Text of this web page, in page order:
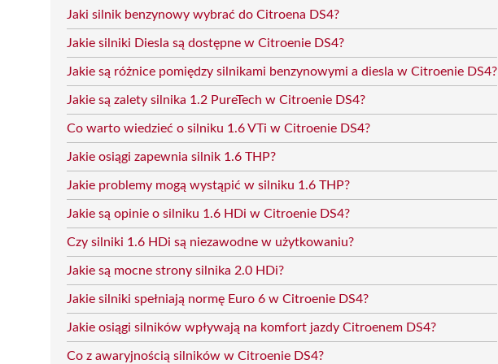
Jaki silnik benzynowy wybrać do Citroena DS4?
Jakie silniki Diesla są dostępne w Citroenie DS4?
Jakie są różnice pomiędzy silnikami benzynowymi a diesla w Citroenie DS4?
Jakie są zalety silnika 1.2 PureTech w Citroenie DS4?
Co warto wiedzieć o silniku 1.6 VTi w Citroenie DS4?
Jakie osiągi zapewnia silnik 1.6 THP?
Jakie problemy mogą wystąpić w silniku 1.6 THP?
Jakie są opinie o silniku 1.6 HDi w Citroenie DS4?
Czy silniki 1.6 HDi są niezawodne w użytkowaniu?
Jakie są mocne strony silnika 2.0 HDi?
Jakie silniki spełniają normę Euro 6 w Citroenie DS4?
Jakie osiągi silników wpływają na komfort jazdy Citroenem DS4?
Co z awaryjnością silników w Citroenie DS4?